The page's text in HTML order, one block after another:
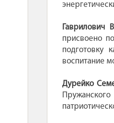
Гаврилович
присвоено
подготовку
воспитание
Дурейко